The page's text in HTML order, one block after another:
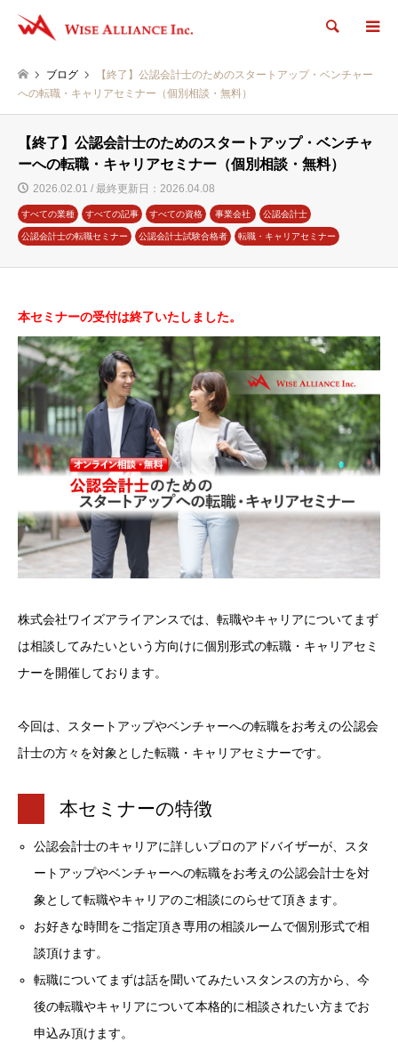
検索
ブログ
【終了】公認会計士のためのスタートアップ・ベンチャー
への転職・キャリアセミナー（個別相談・無料）
【終了】公認会計士のためのスタートアップ・ベンチャ
ーへの転職・キャリアセミナー（個別相談・無料）
2026.02.01 / 最終更新日：2026.04.08
すべての業種 すべての記事 すべての資格 事業会社 公認会計士
公認会計士の転職セミナー 公認会計士試験合格者 転職・キャリアセミナー
本セミナーの受付は終了いたしました。
株式会社ワイズアライアンスでは、転職やキャリアについてまず
は相談してみたいという方向けに個別形式の転職・キャリアセミ
ナーを開催しております。
今回は、スタートアップやベンチャーへの転職をお考えの公認会
計士の方々を対象とした転職・キャリアセミナーです。
本セミナーの特徴
公認会計士のキャリアに詳しいプロのアドバイザーが、スタ
ートアップやベンチャーへの転職をお考えの公認会計士を対
象として転職やキャリアのご相談にのらせて頂きます。
お好きな時間をご指定頂き専用の相談ルームで個別形式で相
談頂けます。
転職についてまずは話を聞いてみたいスタンスの方から、今
後の転職やキャリアについて本格的に相談されたい方までお
申込み頂けます。